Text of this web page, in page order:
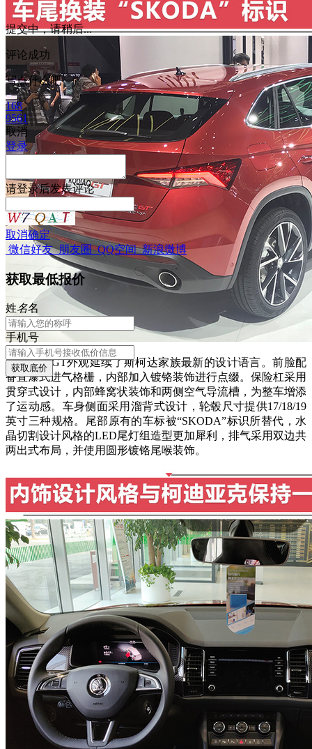
柯迪亚克GT外观延续了斯柯达家族最新的设计语言。前脸配
备直瀑式进气格栅，内部加入镀铬装饰进行点缀。保险杠采用
贯穿式设计，内部蜂窝状装饰和两侧空气导流槽，为整车增添
了运动感。车身侧面采用溜背式设计，轮毂尺寸提供17/18/19
英寸三种规格。尾部原有的车标被“SKODA”标识所替代，水
晶切割设计风格的LED尾灯组造型更加犀利，排气采用双边共
两出式布局，并使用圆形镀铬尾喉装饰。
提交中，请稍后...
评论成功
写点什么吧
168
9561
取消
登录
请登录后发表评论
取消确定
微信好友 朋友圈 QQ空间 新浪微博
获取最低报价
姓名名
手机号
获取底价